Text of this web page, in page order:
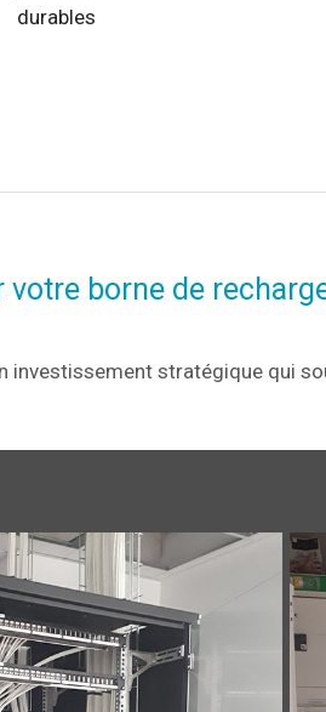
durables
borne de
investissement stratégique qui